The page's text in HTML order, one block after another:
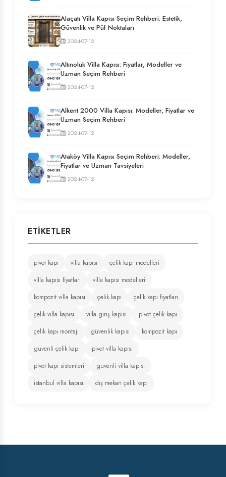
Alaçatı Villa Kapısı Seçim Rehberi: Estetik,
Güvenlik ve Püf Noktaları
2024-07-12
Altınoluk Villa Kapısı: Fiyatlar, Modeller ve
Uzman Seçim Rehberi
2024-07-12
Alkent 2000 Villa Kapısı: Modeller, Fiyatlar ve
Uzman Seçim Rehberi
2024-07-12
Ataköy Villa Kapısı Seçim Rehberi: Modeller,
Fiyatlar ve Uzman Tavsiyeleri
2024-07-12
ETIKETLER
pivot kapı villa kapısı
çelik kapı modelleri
villa kapısı fiyatları
villa kapısı modelleri
kompozit villa kapısı
çelik kapı
çelik kapı fiyatları
çelik villa kapısı
villa giriş kapısı
pivot çelik kapı
çelik kapı montajı
güvenlik kapısı
kompozit kapı
güvenli çelik kapı
pivot villa kapısı
pivot kapı sistemleri
güvenli villa kapısı
istanbul villa kapısı
dış mekan çelik kapı